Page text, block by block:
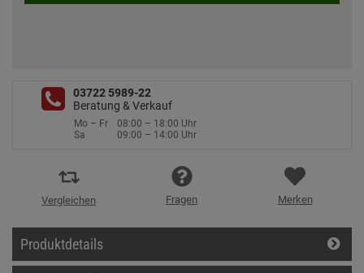
03722 5989-22
Beratung & Verkauf
Mo – Fr
08:00 – 18:00 Uhr
Sa
09:00 – 14:00 Uhr
Vergleichen Fragen Merken
Produktdetails